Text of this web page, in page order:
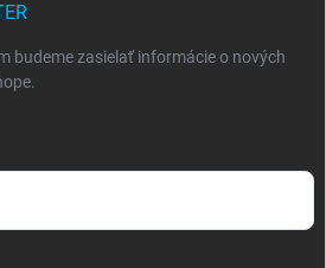
budeme zasielať informácie o nových